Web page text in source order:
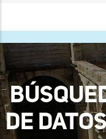
ayuda
a
la
DE